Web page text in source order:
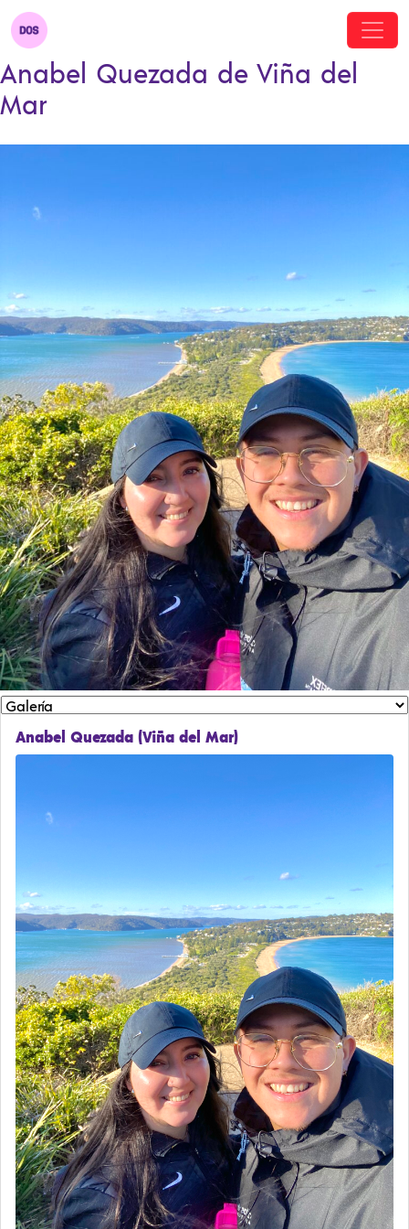
Anabel Quezada de Viña del
Mar
Anabel Quezada (Viña del Mar)